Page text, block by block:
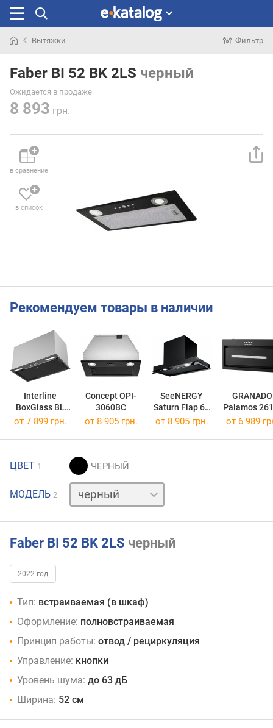
раньше
Вытяжки Фильтр
Faber BI 52 BK 2LS черный
Ожидается в продаже
8 893 грн.
в сравнение
в список
Рекомендуем товары в наличии
Interline
BoxGlass BL
A/60 PB/2/T
Concept OPI-
3060BC
SeeNERGY
Saturn Flap 60
BL
GRANADO
Palamos
700
от 7 899 грн. от 8 905 грн. от 8 905 грн. от 6 989
ЦВЕТ 1
МОДЕЛЬ 2
нержавейка
Faber BI 52 BK 2LS черный
2022 год
Тип: встраиваемая (в шкаф)
Оформление: полновстраиваемая
Принцип работы: отвод / рециркуляция
Управление: кнопки
Уровень шума: до 63 дБ
Ширина: 52 см